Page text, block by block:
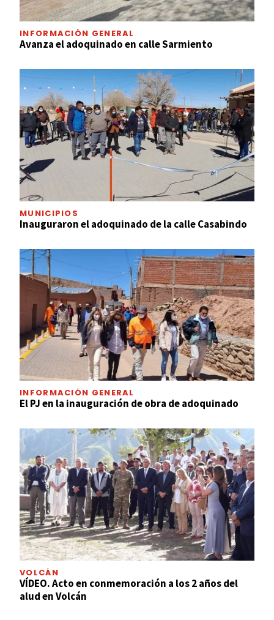
INFORMACIÓN GENERAL
Avanza el adoquinado en calle Sarmiento
MUNICIPIOS
Inauguraron el adoquinado de la calle Casabindo
INFORMACIÓN GENERAL
El PJ en la inauguración de obra de adoquinado
VOLCÁN
VÍDEO. Acto en conmemoración a los 2 años del
alud en Volcán